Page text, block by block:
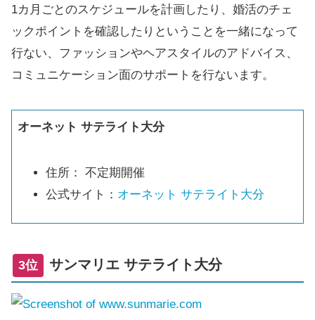
1カ月ごとのスケジュールを計画したり、婚活のチェ
ックポイントを確認したりということを一緒になって
行ない、ファッションやヘアスタイルのアドバイス、
コミュニケーション面のサポートを行ないます。
オーネット サテライト大分
住所： 不定期開催
公式サイト： オーネット サテライト大分
3位 サンマリエ サテライト大分